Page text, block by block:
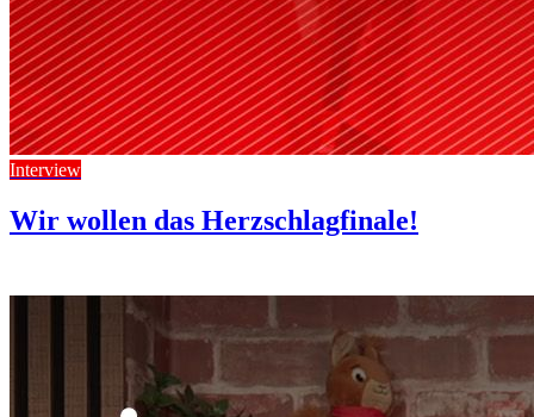
Interview
Wir wollen das Herzschlagfinale!